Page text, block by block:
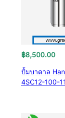
฿8,500.00
ปั้มบาดาล
4SC12-100-